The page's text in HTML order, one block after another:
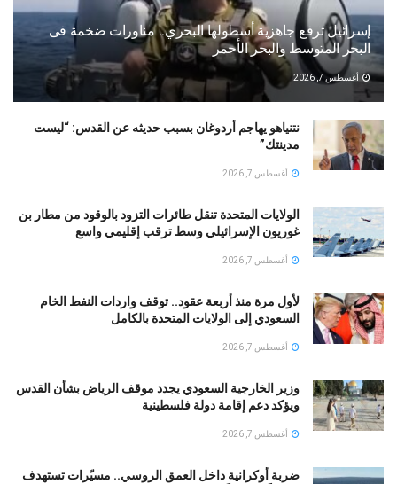
إسرائيل ترفع جاهزية أسطولها البحري.. مناورات ضخمة فى
البحر المتوسط والبحر الأحمر
أغسطس 7, 2026
نتنياهو يهاجم أردوغان بسبب حديثه عن القدس: “ليست
مدينتك”
أغسطس 7, 2026
الولايات المتحدة تنقل طائرات التزود بالوقود من مطار بن
غوريون الإسرائيلي وسط ترقب إقليمي واسع
أغسطس 7, 2026
لأول مرة منذ أربعة عقود.. توقف واردات النفط الخام
السعودي إلى الولايات المتحدة بالكامل
أغسطس 7, 2026
وزير الخارجية السعودي يجدد موقف الرياض بشأن القدس
ويؤكد دعم إقامة دولة فلسطينية
أغسطس 7, 2026
ضربة أوكرانية داخل العمق الروسي.. مسيّرات تستهدف